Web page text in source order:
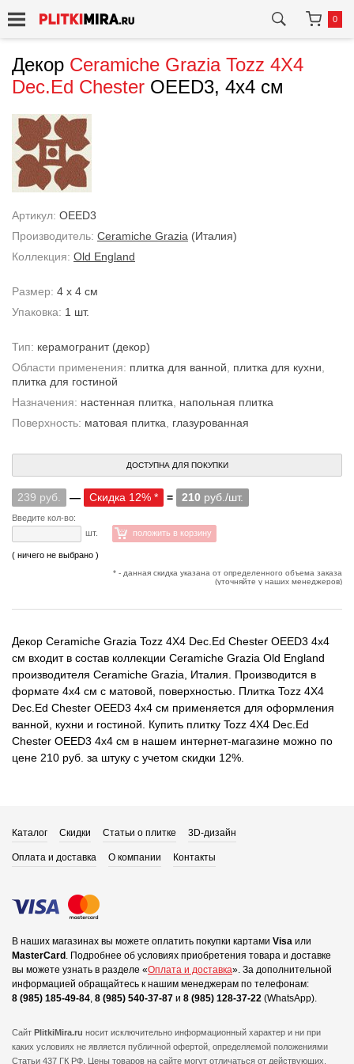
0
Декор Ceramiche Grazia Tozz 4X4
Dec.Ed Chester OEED3, 4x4 см
Артикул: OEED3
Производитель: Ceramiche Grazia (Италия)
Коллекция: Old England
Размер: 4 x 4 см
Упаковка: 1 шт.
Тип: керамогранит (декор)
Области применения: плитка для ванной плитка для кухни
плитка для гостиной
Назначения: настенная плитка
напольная плитка
Поверхность: матовая плитка глазурованная
ДОСТУПНА ДЛЯ ПОКУПКИ
239 руб. — Скидка 12% * = 210 руб./шт.
Введите кол-во:
шт.
положить в корзину
( ничего не выбрано )
* - данная скидка указана от определенного объема заказа
(уточняйте у наших менеджеров)
Декор Ceramiche Grazia Tozz 4X4 Dec.Ed Chester OEED3 4x4
см входит в состав коллекции Ceramiche Grazia Old England
производителя Ceramiche Grazia, Италия. Производится в
формате 4x4 см с матовой, поверхностью. Плитка Tozz 4X4
Dec.Ed Chester OEED3 4x4 см применяется для оформления
ванной, кухни и гостиной. Купить плитку Tozz 4X4 Dec.Ed
Chester OEED3 4x4 см в нашем интернет-магазине можно по
цене 210 руб. за штуку с учетом скидки 12%.
Каталог Скидки Статьи о плитке 3D-дизайн
Оплата и доставка О компании Контакты
В наших магазинах вы можете оплатить покупки картами Visa или
MasterCard . Подробнее об условиях приобретения товара и доставке
вы можете узнать в разделе «Оплата и доставка». За дополнительной
информацией обращайтесь к нашим менеджерам по телефонам:
8 (985) 185-49-84, 8 (985) 540-37-87 и 8 (985) 128-37-22 (WhatsApp).
Сайт PlitkiMira.ru носит исключительно информационный характер и ни при
каких условиях не является публичной офертой, определяемой положениями
Статьи 437 ГК РФ. Цены товаров на сайте могут отличаться от действующих.